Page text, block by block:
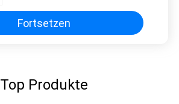
Fortsetzen
Top Produkte